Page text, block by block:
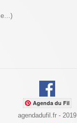
Agenda du Fil
agendadufil.fr - 2019